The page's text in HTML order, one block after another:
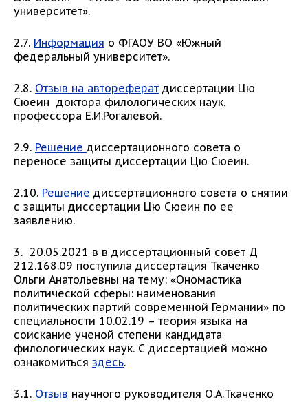
университет».
2.7. Информация о ФГАОУ ВО «Южный
федеральный университет».
2.8. Отзыв на автореферат диссертации Цю
Сюеин доктора филологических наук,
профессора Е.И.Рогалевой.
2.9. Решение диссертационного совета о
переносе защиты диссертации Цю Сюеин.
2.10. Решение диссертационного совета о снятии
с защиты диссертации Цю Сюеин по ее
заявлению.
3. 20.05.2021 в в диссертационный совет Д
212.168.09 поступила диссертация Ткаченко
Ольги Анатольевны на тему: «Ономастика
политической сферы: наименования
политических партий современной Германии» по
специальности 10.02.19 – теория языка на
соискание ученой степени кандидата
филологических наук. С диссертацией можно
ознакомиться здесь.
3.1. Отзыв научного руководителя О.А.Ткаченко